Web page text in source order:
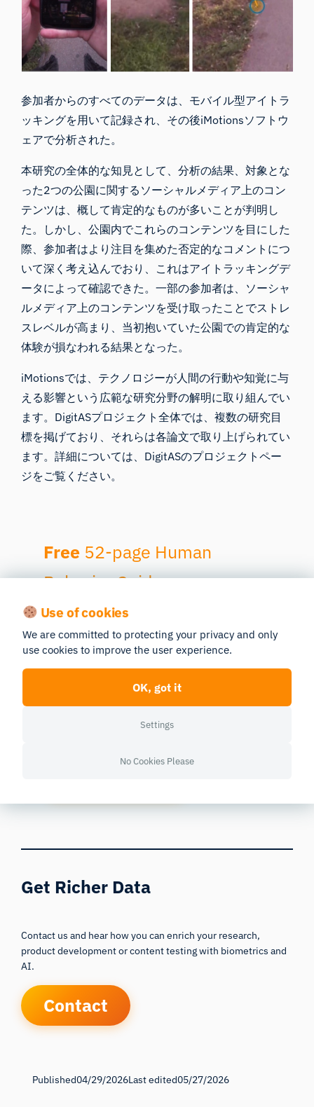
参加者からのすべてのデータは、モバイル型アイトラ
ッキングを用いて記録され、その後iMotionsソフトウ
ェアで分析された。
本研究の全体的な知見として、分析の結果、対象とな
った2つの公園に関するソーシャルメディア上のコン
テンツは、概して肯定的なものが多いことが判明し
た。しかし、公園内でこれらのコンテンツを目にした
際、参加者はより注目を集めた否定的なコメントにつ
いて深く考え込んでおり、これはアイトラッキングデ
ータによって確認できた。一部の参加者は、ソーシャ
ルメディア上のコンテンツを受け取ったことでストレ
スレベルが高まり、当初抱いていた公園での肯定的な
体験が損なわれる結果となった。
iMotionsでは、テクノロジーが人間の行動や知覚に与
える影響という広範な研究分野の解明に取り組んでい
ます。DigitASプロジェクト全体では、複数の研究目
標を掲げており、それらは各論文で取り上げられてい
ます。詳細については、 DigitASのプロジェクトペー
ジをご覧ください。
Free 52-page Human
Behavior Guide
For Beginners and Intermediates
Valuable human behavior research insight
Learn how to take your research to the next
Get Richer Data
Contact us and hear how you can enrich your research,
product development or content testing with biometrics and
AI.
Contact
Published04/29/2026Last edited05/27/2026
Use of cookies
We are committed to protecting your privacy and only
use cookies to improve the user experience.
OK, got it
Settings
No Cookies Please